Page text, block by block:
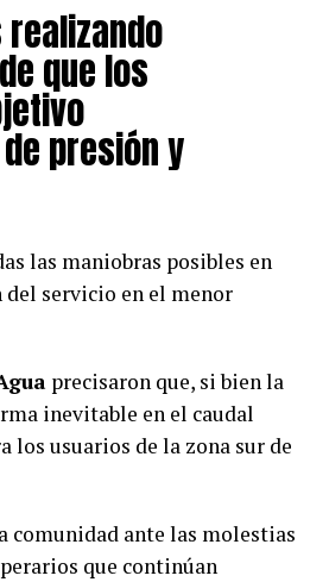
que los
presión y
las maniobras posibles en
servicio en el menor
precisaron que, si bien la
inevitable en el caudal
los usuarios de la zona sur de
comunidad ante las molestias
que continúan